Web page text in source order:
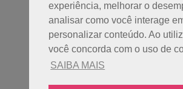
experiência, melhorar o
analisar como você interage
personalizar conteúdo. Ao
você concorda com o uso de
SAIBA MAIS